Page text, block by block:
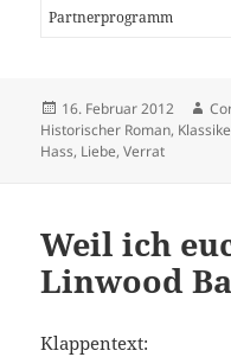
Partnerprogramm
Veröffentlicht
am
16. Februar 2012
Historischer Roman,
Hass, Liebe,Verrat
Weil ich
Linwood
Klappentext: